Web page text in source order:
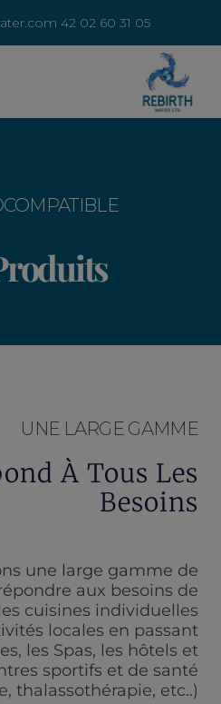
05 31 60 02 42 contact@rebirthwater.com
UNE LARGE GAMME
À Tous Les
Besoins
une large gamme de
aux besoins de
cuisines individuelles
locales en passant
les Spas, les hôtels et
sportifs et de santé
thalassothérapie, etc..).